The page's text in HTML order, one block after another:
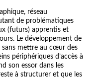
réseau
de problématiques
(futurs) apprentis et
Le développement de
sans mettre au cœur des
périphériques d’accès à
son essor dans les
à structurer et que les